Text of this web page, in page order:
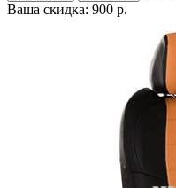
Ваша скидка: 900 р.